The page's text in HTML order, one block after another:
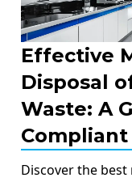
Effective
Disposal
Waste: A
Discover the